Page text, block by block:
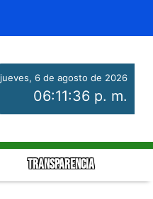
jueves, 6 de agosto de 2026
06:11:36 p. m.
TRANSPARENCIA